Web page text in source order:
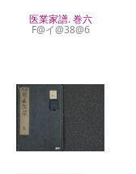
医業家譜. 巻六
F@イ@38@6